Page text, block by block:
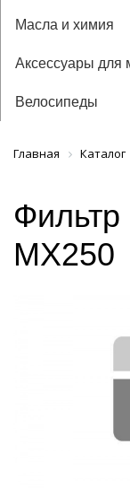
Масла и химия
Аксессуары для
Велосипеды
Главная Каталог
MX250